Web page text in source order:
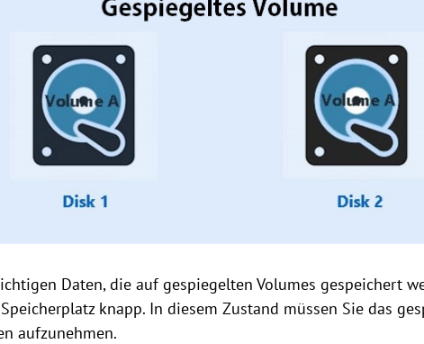
Daten, die auf gespiegelten Volumes gespeichert
knapp. In diesem Zustand müssen Sie das
aufzunehmen.